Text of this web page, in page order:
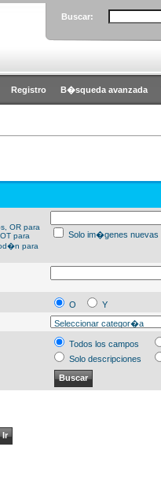
Buscar:
Registro B�squeda avanzada
OR para
para
para
Solo im�genes nuevas
O
Y
Todos los campos
Solo descripciones